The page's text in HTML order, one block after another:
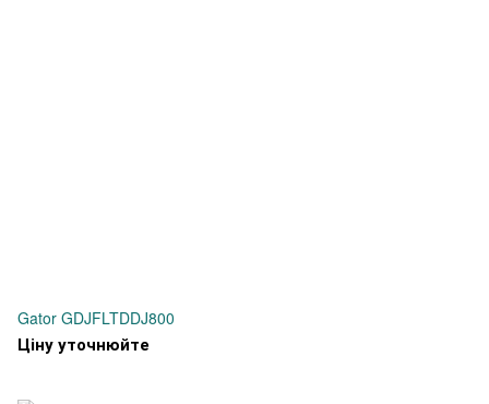
Gator GDJFLTDDJ800
Ціну уточнюйте